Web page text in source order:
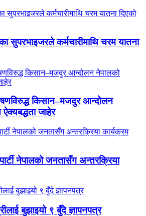
सुपरभाइजरले कर्मचारीमाथि चरम यातना
किसान–मजदुर आन्दोलन
जाहेर
नेपालको जनतासँग अन्तरक्रिया
बुझाइयो ९ बुँदे ज्ञापनपत्र